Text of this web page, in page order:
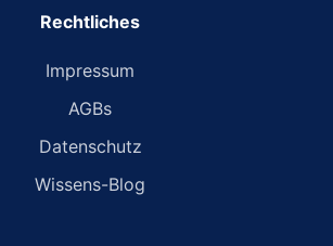
Rechtliches
Impressum
AGBs
Datenschutz
Wissens-Blog